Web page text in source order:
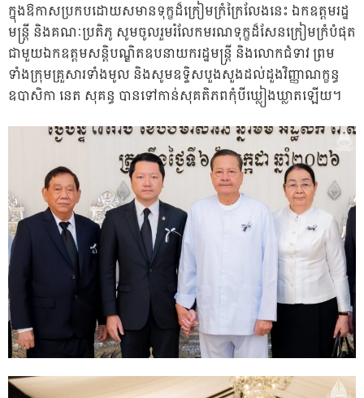
ក្នុងឱកាសប្រកបដោយសមានទុក្ខដ៏ក្រៀមក្រំក្រៃលែងនេះ ឯកឧត្តមរដ្ឋ
មន្ត្រី និងគណៈប្រតិភូ សូមចូលរួមរំលែកមរណទុក្ខដ៏សែនក្រៀមក្រំបំផុត
ជាមួយឯកឧត្តមសន្តិបណ្ឌិតឧបនាយករដ្ឋមន្ត្រី និងលោកជំទាវ ព្រម
ទាំងក្រុមគ្រួសារទាំងមូល និងសូមឧទ្ទិសបួងសួងដល់ដួងវិញ្ញាណក្ខន្ធ
ឧបាសិកា នេត សុគន្ធ បានទៅកាន់សុគតិភពកុំបីឃ្លៀងឃ្លាតឡើយ។